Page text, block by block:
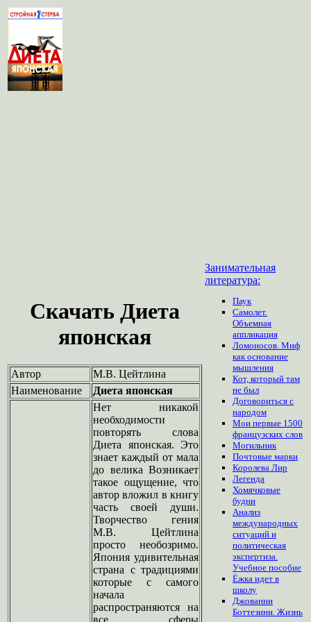
Скачать Диета
японская
Автор
М.В. Цейтлина
Наименование
Диета японская
Нет никакой
необходимости
повторять слова
Диета японская. Это
знает каждый от мала
до велика Возникает
такое ощущение, что
автор вложил в книгу
часть своей души.
Творчество гения
М.В. Цейтлина
просто необозримо.
Япония удивительная
страна с традициями
которые с самого
начала
распространяются на
Занимательная
литература:
Паук
Самолет.
Объемная
аппликация
Ломоносов. Миф
как основание
мышления
Кот, который там
не был
Договориться с
народом
Мои первые 1500
французских слов
Могильник
Почтовые марки
Королева Лир
Легенда
Хомячковые
будни
Анализ
международных
ситуаций и
политическая
экспертиза.
Учебное пособие
Ёжка идет в
школу
Джованни
Боттезини. Жизнь